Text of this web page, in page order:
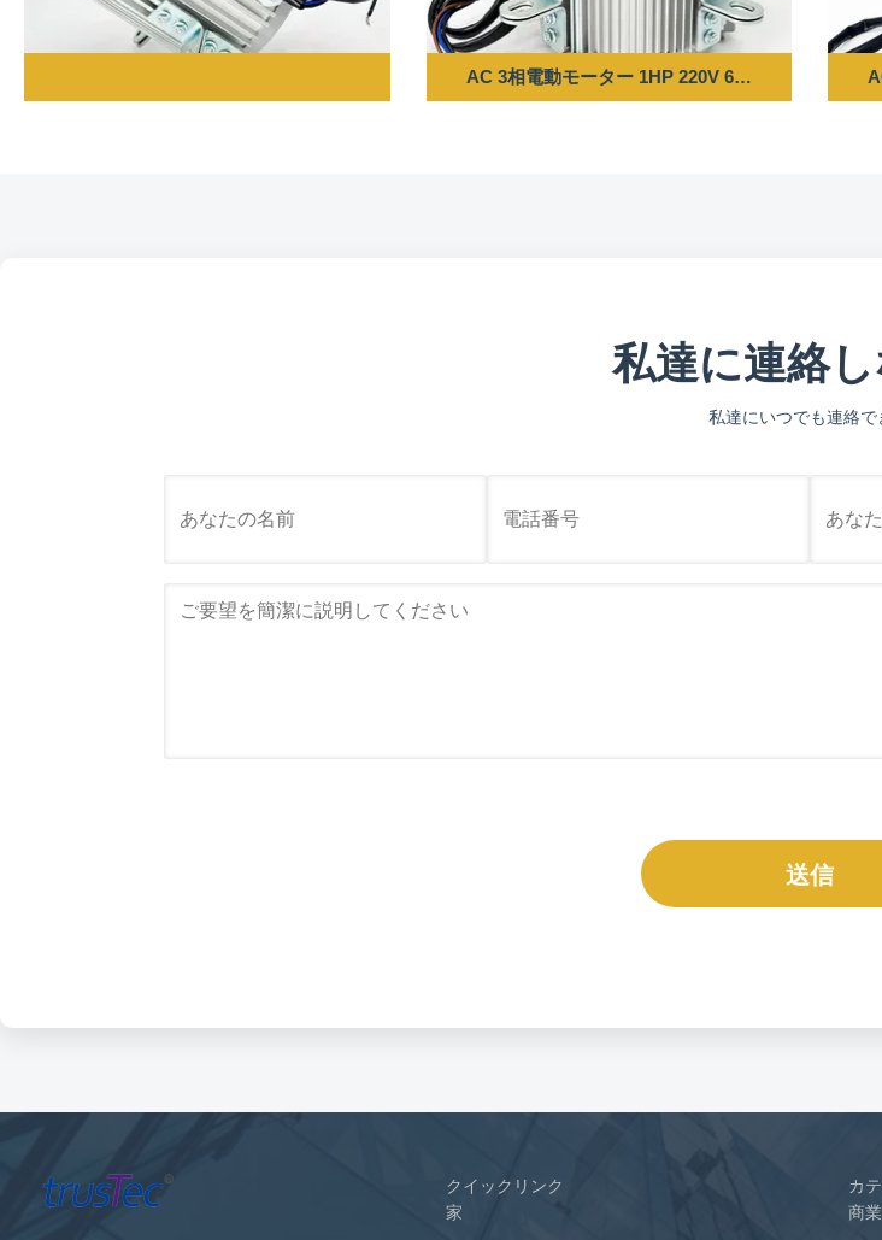
AC 3相電動モーター 1HP 220V 60HZ 900RPM
私達に連絡
私達にいつでも連絡で
送信
クイックリンク
家
カ
商